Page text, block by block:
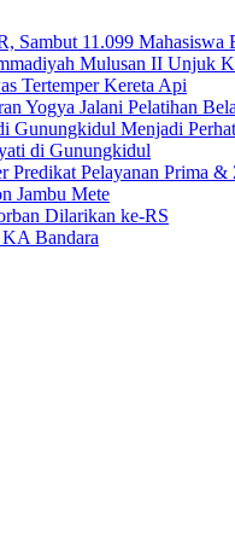
Sambut 11.099 Mahasiswa
Mulusan II Unjuk
Tertemper Kereta Api
Yogya Jalani Pelatihan
Gunungkidul Menjadi
di Gunungkidul
Predikat Pelayanan Prima &
Jambu Mete
Dilarikan ke-RS
Bandara